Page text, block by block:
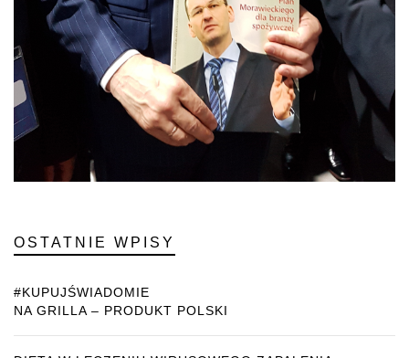
OSTATNIE WPISY
#KUPUJŚWIADOMIE
NA GRILLA – PRODUKT POLSKI